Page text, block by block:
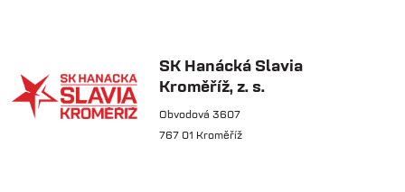
🏆 VÍTĚZOVÉ ZIMNÍ TIPSPORT
LIGY! 🏆SK Hanácká Slavia
Kroměříž...
SK Hanácká Slavia
Kroměříž, z. s.
Obvodová 3607
767 01 Kroměříž